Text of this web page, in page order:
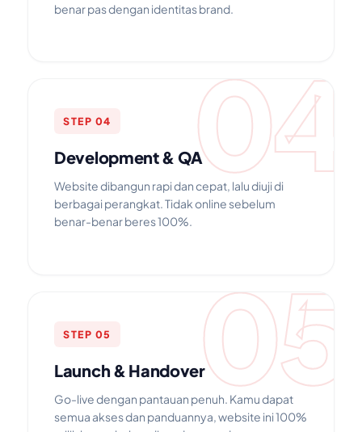
benar pas dengan identitas brand.
04
STEP 04
Development & QA
Website dibangun rapi dan cepat, lalu diuji di
berbagai perangkat. Tidak online sebelum
benar-benar beres 100%.
05
STEP 05
Launch & Handover
Go-live dengan pantauan penuh. Kamu dapat
semua akses dan panduannya, website ini 100%